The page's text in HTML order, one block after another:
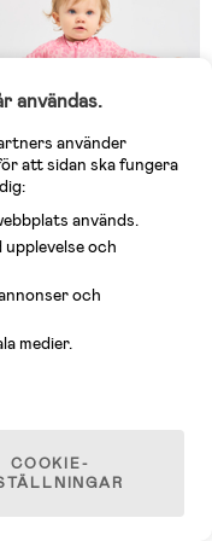
Jessica:Den passar perfekt
Moritz
användas.
använder
att sidan ska fungera
används.
och
och
medier.
COOKIE-